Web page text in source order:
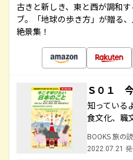
古きと新しき、東と西が調和
ブ。「地球の歩き方」が贈る
絶景集！
Ｓ０１
知っている
食文化、職
BOOKS 旅の
2022.07.21